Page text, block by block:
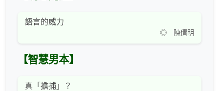
語言的威力
◎ 陳倩明
【智慧男本】
真「擔捕」？